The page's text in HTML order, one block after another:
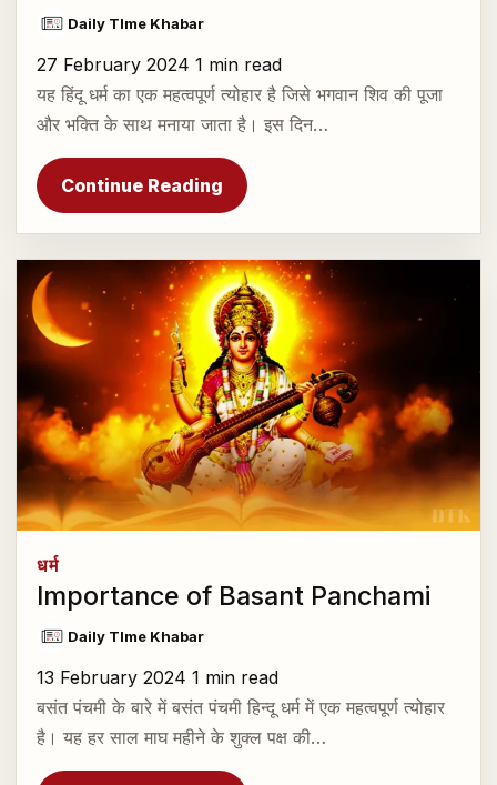
Daily TIme Khabar
27 February 2024 1 min read
यह हिंदू धर्म का एक महत्वपूर्ण त्योहार है जिसे भगवान शिव की पूजा
और भक्ति के साथ मनाया जाता है। इस दिन…
Continue Reading
धर्म
Importance of Basant Panchami
Daily TIme Khabar
13 February 2024 1 min read
बसंत पंचमी के बारे में बसंत पंचमी हिन्दू धर्म में एक महत्वपूर्ण त्योहार
है। यह हर साल माघ महीने के शुक्ल पक्ष की…